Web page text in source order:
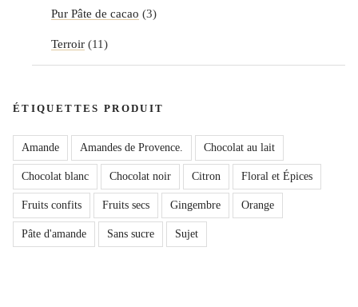
Pur Pâte de cacao (3)
Terroir (11)
ÉTIQUETTES PRODUIT
Amande Amandes de Provence. Chocolat au lait
Chocolat blanc Chocolat noir Citron Floral et Épices
Fruits confits Fruits secs Gingembre Orange
Pâte d'amande Sans sucre Sujet